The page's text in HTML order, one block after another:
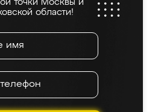
точки Москвы и
области!